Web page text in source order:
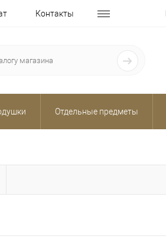
Контакты
Отдельные предметы